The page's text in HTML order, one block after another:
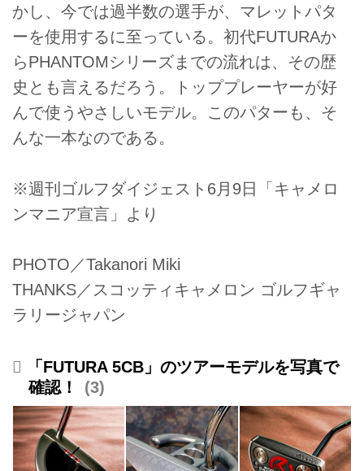
かし、今では過半数の選手が、マレットパタ
ーを使用するに至っている。初代FUTURAか
らPHANTOMシリーズまでの流れは、その歴
史とも言えるだろう。トッププレーヤーが好
んで使うやさしいモデル。このパターも、そ
んな一本なのである。
※週刊ゴルフダイジェスト6月9日「キャメロ
ンマニア宣言」より
PHOTO／Takanori Miki
THANKS／スコッティキャメロン ゴルフギャ
ラリージャパン
「FUTURA 5CB」のツアーモデルを写真で
確認！
3